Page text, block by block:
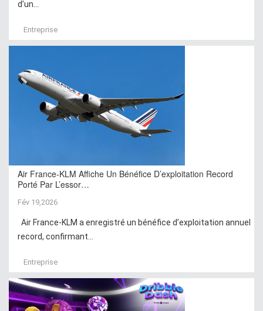
d’un...
Entreprise
Air France-KLM Affiche Un Bénéfice D’exploitation Record
Porté Par L’essor…
Fév 19,2026
Air France-KLM a enregistré un bénéfice d’exploitation annuel
record, confirmant...
Entreprise